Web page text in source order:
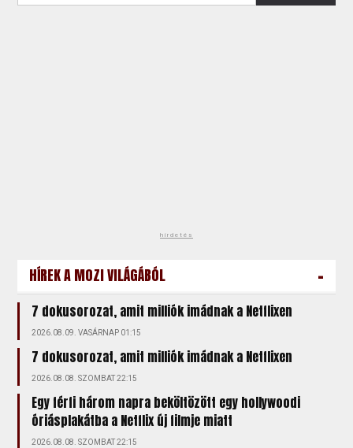
hirdetés
HÍREK A MOZI VILÁGÁBÓL -
7 dokusorozat, amit milliók imádnak a Netflixen
2026.08.09. VASÁRNAP 01:15
7 dokusorozat, amit milliók imádnak a Netflixen
2026.08.08. SZOMBAT 22:15
Egy férfi három napra beköltözött egy hollywoodi
óriásplakátba a Netflix új filmje miatt
2026.08.08. SZOMBAT 22:15